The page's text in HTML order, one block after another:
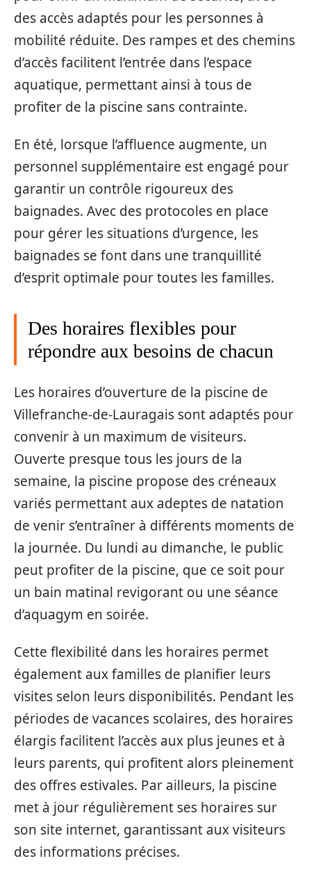
des accès adaptés pour les personnes à
mobilité réduite. Des rampes et des chemins
d’accès facilitent l’entrée dans l’espace
aquatique, permettant ainsi à tous de
profiter de la piscine sans contrainte.
En été, lorsque l’affluence augmente, un
personnel supplémentaire est engagé pour
garantir un contrôle rigoureux des
baignades. Avec des protocoles en place
pour gérer les situations d’urgence, les
baignades se font dans une tranquillité
d’esprit optimale pour toutes les familles.
Des horaires flexibles pour
répondre aux besoins de chacun
Les horaires d’ouverture de la piscine de
Villefranche-de-Lauragais sont adaptés pour
convenir à un maximum de visiteurs.
Ouverte presque tous les jours de la
semaine, la piscine propose des créneaux
variés permettant aux adeptes de natation
de venir s’entraîner à différents moments de
la journée. Du lundi au dimanche, le public
peut profiter de la piscine, que ce soit pour
un bain matinal revigorant ou une séance
d’aquagym en soirée.
Cette flexibilité dans les horaires permet
également aux familles de planifier leurs
visites selon leurs disponibilités. Pendant les
périodes de vacances scolaires, des horaires
élargis facilitent l’accès aux plus jeunes et à
leurs parents, qui profitent alors pleinement
des offres estivales. Par ailleurs, la piscine
met à jour régulièrement ses horaires sur
son site internet, garantissant aux visiteurs
des informations précises.